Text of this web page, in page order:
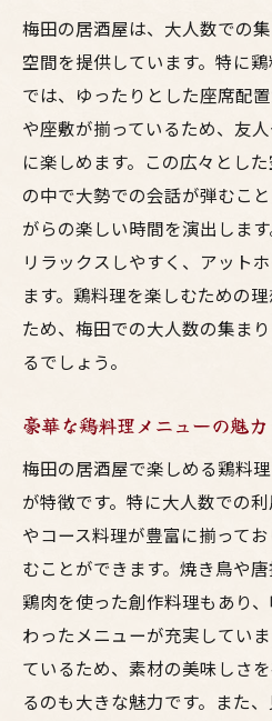
梅田の居酒屋は、大人数での
空間を提供しています。特に
では、ゆったりとした座席配
や座敷が揃っているため、友
に楽しめます。この広々とし
の中で大勢での会話が弾むこ
がらの楽しい時間を演出しま
リラックスしやすく、アット
ます。鶏料理を楽しむための
ため、梅田での大人数の集ま
るでしょう。
豪華な鶏料理メニューの魅力
梅田の居酒屋で楽しめる鶏料
が特徴です。特に大人数での
やコース料理が豊富に揃って
むことができます。焼き鳥や
鶏肉を使った創作料理もあり
わったメニューが充実してい
ているため、素材の美味しさ
るのも大きな魅力です。また